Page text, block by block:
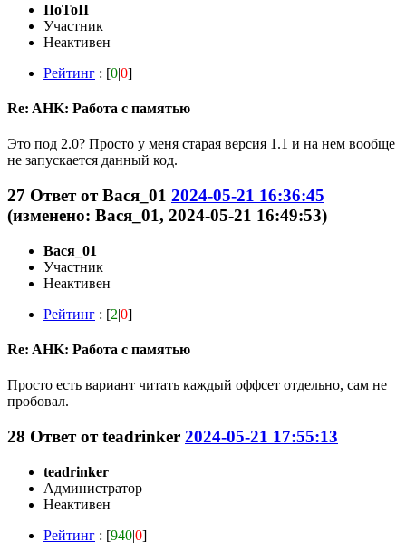
IIoToII
Участник
Неактивен
Рейтинг : [0|0]
Re: AHK: Работа с памятью
Это под 2.0? Просто у меня старая версия 1.1 и на нем вообще
не запускается данный код.
27 Ответ отВася_01 2024-05-21 16:36:45
(изменено: Вася_01, 2024-05-21 16:49:53)
Вася_01
Участник
Неактивен
Рейтинг : [2|0]
Re: AHK: Работа с памятью
Просто есть вариант читать каждый оффсет отдельно, сам не
пробовал.
28 Ответ отteadrinker 2024-05-21 17:55:13
teadrinker
Администратор
Неактивен
Рейтинг : [940|0]